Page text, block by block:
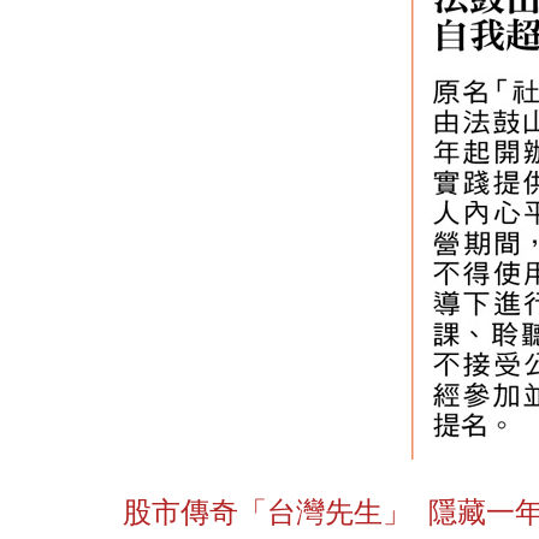
股市傳奇「台灣先生」 隱藏一